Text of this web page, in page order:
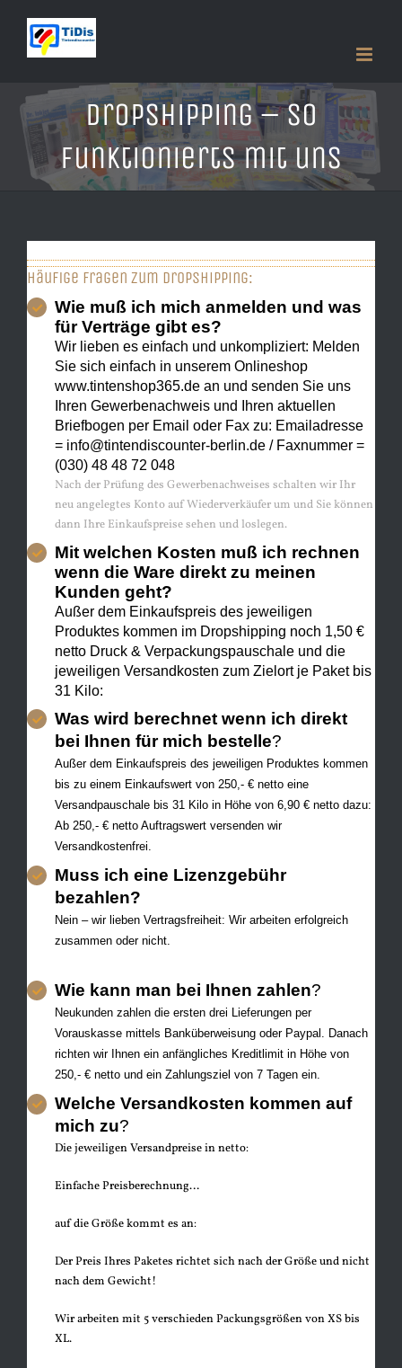
Inhalt
Dropshipping – so
funktionierts mit uns
Häufige Fragen zum Dropshipping:
Wie muß ich mich anmelden und was
für Verträge gibt es?
Wir lieben es einfach und unkompliziert: Melden
Sie sich einfach in unserem Onlineshop
www.tintenshop365.de an und senden Sie uns
Ihren Gewerbenachweis und Ihren aktuellen
Briefbogen per Email oder Fax zu: Emailadresse
= info@tintendiscounter-berlin.de / Faxnummer =
(030) 48 48 72 048
Nach der Prüfung des Gewerbenachweises schalten wir Ihr
neu angelegtes Konto auf Wiederverkäufer um und Sie können
dann Ihre Einkaufspreise sehen und loslegen.
Mit welchen Kosten muß ich rechnen
wenn die Ware direkt zu meinen
Kunden geht?
Außer dem Einkaufspreis des jeweiligen
Produktes kommen im Dropshipping noch 1,50 €
netto Druck & Verpackungspauschale und die
jeweiligen Versandkosten zum Zielort je Paket bis
31 Kilo:
Was wird berechnet wenn ich direkt
bei Ihnen für mich bestelle?
Außer dem Einkaufspreis des jeweiligen Produktes kommen
bis zu einem Einkaufswert von 250,- € netto eine
Versandpauschale bis 31 Kilo in Höhe von 6,90 € netto dazu:
Ab 250,- € netto Auftragswert versenden wir
Versandkostenfrei.
Muss ich eine Lizenzgebühr
bezahlen?
Nein – wir lieben Vertragsfreiheit: Wir arbeiten erfolgreich
zusammen oder nicht.
Wie kann man bei Ihnen zahlen?
Neukunden zahlen die ersten drei Lieferungen per
Vorauskasse mittels Banküberweisung oder Paypal. Danach
richten wir Ihnen ein anfängliches Kreditlimit in Höhe von
250,- € netto und ein Zahlungsziel von 7 Tagen ein.
Welche Versandkosten kommen auf
mich zu?
Die jeweiligen Versandpreise in netto:
Einfache Preisberechnung…
auf die Größe kommt es an:
Der Preis Ihres Paketes richtet sich nach der Größe und nicht
nach dem Gewicht!
Wir arbeiten mit 5 verschieden Packungsgrößen von XS bis
XL.